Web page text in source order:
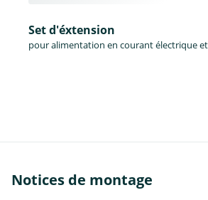
Set d'éxtension
pour alimentation en courant électrique
Notices de montage